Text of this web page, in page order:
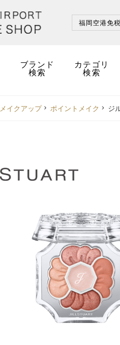
福岡空港免
ブランド
検索
カテゴリ
検索
メイクアップ ポイントメイク ジ